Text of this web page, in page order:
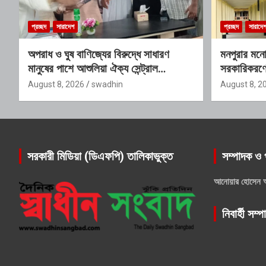
প্রচ্ছদ সারাদেশ
অপরাধ ও ঘুষ বাণিজ্যের বিরুদ্ধে সাধারণ
মানুষের পাশে আশুলিয়া ঐক্য সেন্ট্রাল
প্রেসক্লাব
August 8, 2026 swadhin
প্রচ্ছদ সারাদেশ
মনপুরার
August 8,
সরকারী মিডিয়া (ডিএফপি) তালিকাভুক্ত সম্পাদক ও
আনোয়ার হোসেন
নিবার্হী